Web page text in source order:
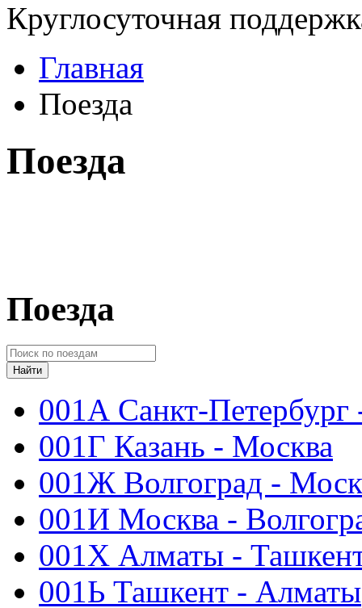
Круглосуточная
Главная
Поезда
Поезда
Поезда
001А Санкт-Петербург
001Г Казань - Москва
001Ж Волгоград -
001И Москва -
001Х Алматы -
001Ь Ташкент - Алматы